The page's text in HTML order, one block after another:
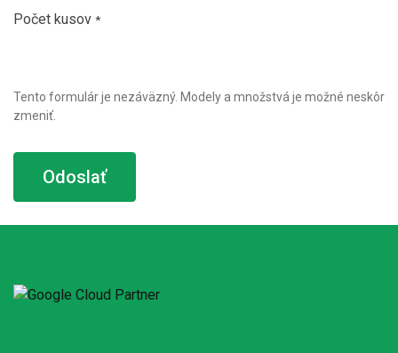
Počet kusov *
Tento formulár je nezáväzný. Modely a množstvá je možné neskôr
zmeniť.
Odoslať